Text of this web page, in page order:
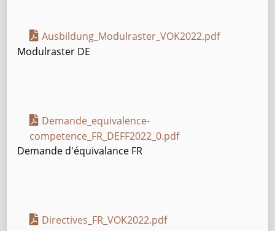
Ausbildung_Modulraster_VOK2022.pdf
Modulraster DE
Demande_equivalence-
competence_FR_DEFF2022_0.pdf
Demande d'équivalance FR
Directives_FR_VOK2022.pdf